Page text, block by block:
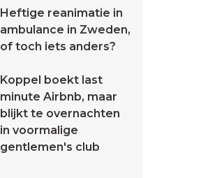
Heftige reanimatie in
ambulance in Zweden,
of toch iets anders?
Koppel boekt last
minute Airbnb, maar
blijkt te overnachten
in voormalige
gentlemen's club